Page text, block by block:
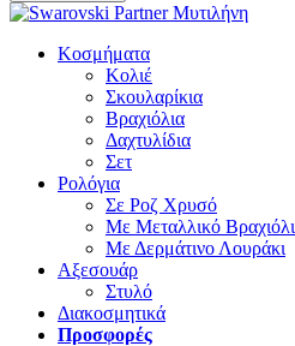
Κοσμήματα
Κολιέ
Σκουλαρίκια
Βραχιόλια
Δαχτυλίδια
Σετ
Ρολόγια
Σε Ροζ Χρυσό
Με Μεταλλικό Βραχιόλι
Με Δερμάτινο Λουράκι
Αξεσουάρ
Στυλό
Διακοσμητικά
Προσφορές